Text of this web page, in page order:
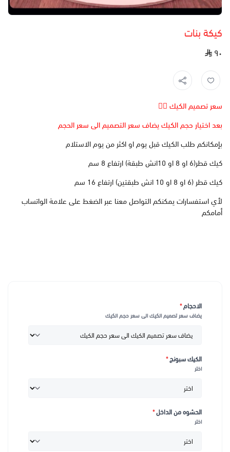
كيكة بنات
٩٠
سعر تصميم الكيك 👆🏻
بعد اختيار حجم الكيك يضاف سعر التصميم الى سعر الحجم
بإمكانكم طلب الكيك قبل يوم او اكثر من يوم الاستلام
كيك قطر(6 او 8 او 10انش طبقة) ارتفاع 8 سم
كيك قطر (6 او 8 او 10 انش طبقتين) ارتفاع 16 سم
لأي استفسارات يمكنكم التواصل معنا عبر الضغط على علامة الواتساب
أمامكم
الاحجام*
يضاف سعر تصميم الكيك الى سعر حجم الكيك
الكيك سبونج*
اختر
الحشوه من الداخل*
اختر